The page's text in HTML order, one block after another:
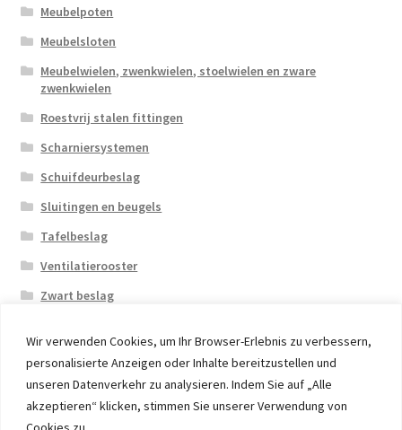
Wir verwenden Cookies, um Ihr Browser-Erlebnis zu verbessern,
personalisierte Anzeigen oder Inhalte bereitzustellen und
unseren Datenverkehr zu analysieren. Indem Sie auf „Alle
akzeptieren“ klicken, stimmen Sie unserer Verwendung von
Meubelpoten
Meubelsloten
Meubelwielen, zwenkwielen, stoelwielen en zware
zwenkwielen
Roestvrij stalen fittingen
Scharniersystemen
Schuifdeurbeslag
Sluitingen en beugels
Tafelbeslag
Ventilatierooster
Zwart beslag
© 2026 Eruon Trade UG, Germany, member of the ERUON